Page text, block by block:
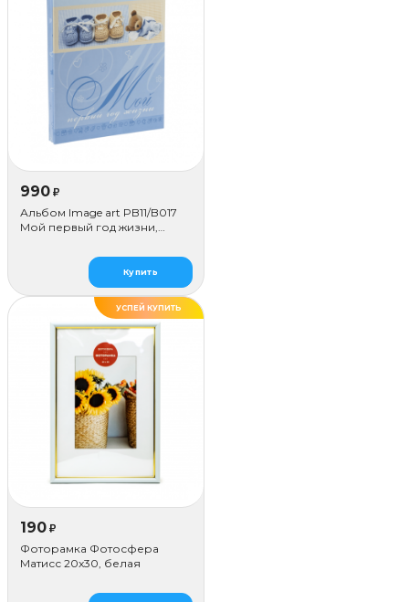
990 ₽
Альбом Image art PB11/B017
Мой первый год жизни,
Купить
УСПЕЙ КУПИТЬ
ДЕЛАЕМ САМИ
190 ₽
Фоторамка Фотосфера
Матисс 20x30, белая